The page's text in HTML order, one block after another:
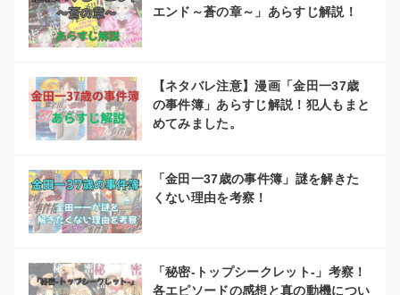
エンド～蒼の章～」あらすじ解説！
【ネタバレ注意】漫画「金田一37歳
の事件簿」あらすじ解説！犯人もまと
めてみました。
「金田一37歳の事件簿」謎を解きた
くない理由を考察！
「秘密-トップシークレット-」考察！
各エピソードの感想と真の動機につい